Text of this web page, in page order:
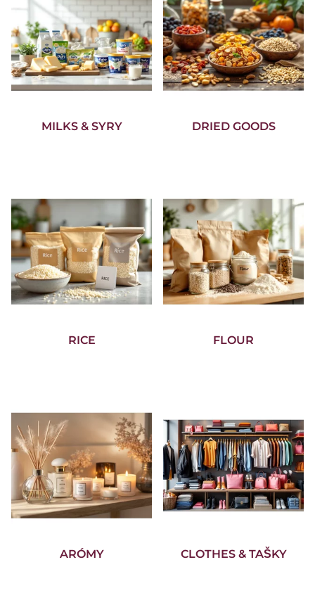
MILKS & SYRY DRIED GOODS
RICE FLOUR
ARÓMY CLOTHES & TAŠKY